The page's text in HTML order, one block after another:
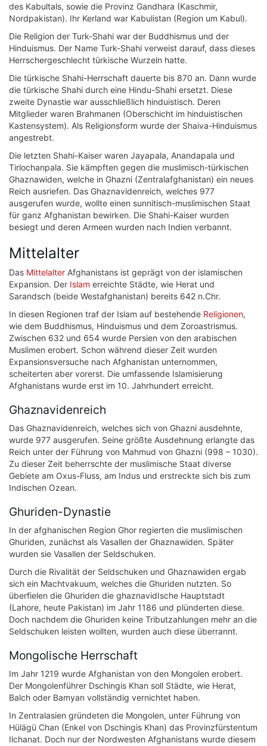
des Kabultals, sowie die Provinz Gandhara (Kaschmir,
Nordpakistan). Ihr Kerland war Kabulistan (Region um Kabul).
Die Religion der Turk-Shahi war der Buddhismus und der
Hinduismus. Der Name Turk-Shahi verweist darauf, dass dieses
Herrschergeschlecht türkische Wurzeln hatte.
Die türkische Shahi-Herrschaft dauerte bis 870 an. Dann wurde
die türkische Shahi durch eine Hindu-Shahi ersetzt. Diese
zweite Dynastie war ausschließlich hinduistisch. Deren
Mitglieder waren Brahmanen (Oberschicht im hinduistischen
Kastensystem). Als Religionsform wurde der Shaiva-Hinduismus
angestrebt.
Die letzten Shahi-Kaiser waren Jayapala, Anandapala und
Tirlochanpala. Sie kämpften gegen die muslimisch-türkischen
Ghaznawiden, welche in Ghazni (Zentralafghanistan) ein neues
Reich ausriefen. Das Ghaznavidenreich, welches 977
ausgerufen wurde, wollte einen sunnitisch-muslimischen Staat
für ganz Afghanistan bewirken. Die Shahi-Kaiser wurden
besiegt und deren Armeen wurden nach Indien verbannt.
Mittelalter
Das Mittelalter Afghanistans ist geprägt von der islamischen
Expansion. Der Islam erreichte Städte, wie Herat und
Sarandsch (beide Westafghanistan) bereits 642 n.Chr.
In diesen Regionen traf der Islam auf bestehende Religionen,
wie dem Buddhismus, Hinduismus und dem Zoroastrismus.
Zwischen 632 und 654 wurde Persien von den arabischen
Muslimen erobert. Schon während dieser Zeit wurden
Expansionsversuche nach Afghanistan unternommen,
scheiterten aber vorerst. Die umfassende Islamisierung
Afghanistans wurde erst im 10. Jahrhundert erreicht.
Ghaznavidenreich
Das Ghaznavidenreich, welches sich von Ghazni ausdehnte,
wurde 977 ausgerufen. Seine größte Ausdehnung erlangte das
Reich unter der Führung von Mahmud von Ghazni (998 – 1030).
Zu dieser Zeit beherrschte der muslimische Staat diverse
Gebiete am Oxus-Fluss, am Indus und erstreckte sich bis zum
Indischen Ozean.
Ghuriden-Dynastie
In der afghanischen Region Ghor regierten die muslimischen
Ghuriden, zunächst als Vasallen der Ghaznawiden. Später
wurden sie Vasallen der Seldschuken.
Durch die Rivalität der Seldschuken und Ghaznawiden ergab
sich ein Machtvakuum, welches die Ghuriden nutzten. So
überfielen die Ghuriden die ghaznavidIsche Hauptstadt
(Lahore, heute Pakistan) im Jahr 1186 und plünderten diese.
Doch nachdem die Ghuriden keine Tributzahlungen mehr an die
Seldschuken leisten wollten, wurden auch diese überrannt.
Mongolische Herrschaft
Im Jahr 1219 wurde Afghanistan von den Mongolen erobert.
Der Mongolenführer Dschingis Khan soll Städte, wie Herat,
Balch oder Bamyan vollständig vernichtet haben.
In Zentralasien gründeten die Mongolen, unter Führung von
Hülägü Chan (Enkel von Dschingis Khan) das Provinzfürstentum
Ilchanat. Doch nur der Nordwesten Afghanistans wurde diesem